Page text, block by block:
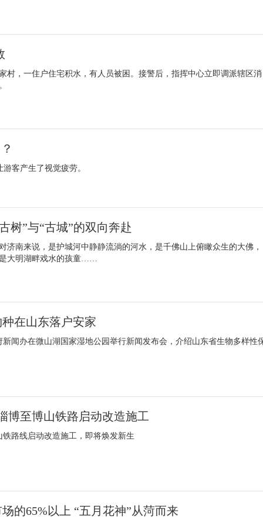
村，一住户住宅积水，有人员被困。接警后，指挥中心立即调派辖区消
客产生了视觉疲劳。
树”与“古城”的双向奔赴
济南来说，是护城河中静静流淌的河水，是千佛山上俯瞰众生的大佛，
大明湖畔戏水的孩童……
在山东落户安家
新闻办在微山湖国家湿地公园举行新闻发布会，介绍山东省生物多样性
博至博山铁路启动改造施工
路线启动改造施工，即将焕发新生
的65%以上 “五月花神”从菏而来